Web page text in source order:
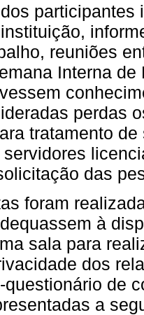
reuniões
Interna
perdas
tratamento
das
foram
à
sala para
dos
questionário de
a